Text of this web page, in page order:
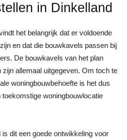
in Dinkelland
het belangrijk dat er voldoende
en dat die bouwkavels passen bij
De bouwkavels van het plan
zijn allemaal uitgegeven. Om toch te
woningbouwbehoefte is het dus
woningbouwlocatie
dit een goede ontwikkeling voor